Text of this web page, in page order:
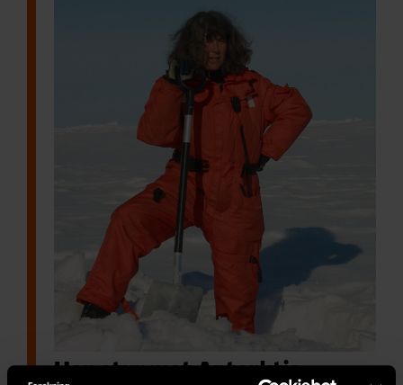
Hon styr mot Antarktis